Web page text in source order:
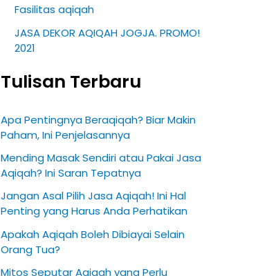
Fasilitas aqiqah
JASA DEKOR AQIQAH JOGJA. PROMO!
2021
Tulisan Terbaru
Apa Pentingnya Beraqiqah? Biar Makin
Paham, Ini Penjelasannya
Mending Masak Sendiri atau Pakai Jasa
Aqiqah? Ini Saran Tepatnya
Jangan Asal Pilih Jasa Aqiqah! Ini Hal
Penting yang Harus Anda Perhatikan
Apakah Aqiqah Boleh Dibiayai Selain
Orang Tua?
Mitos Seputar Aqiqah yang Perlu